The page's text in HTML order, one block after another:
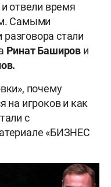
отвели время
Самыми
стали
Ринат Баширов и
почему
на игроков и как
с
«БИЗНЕС